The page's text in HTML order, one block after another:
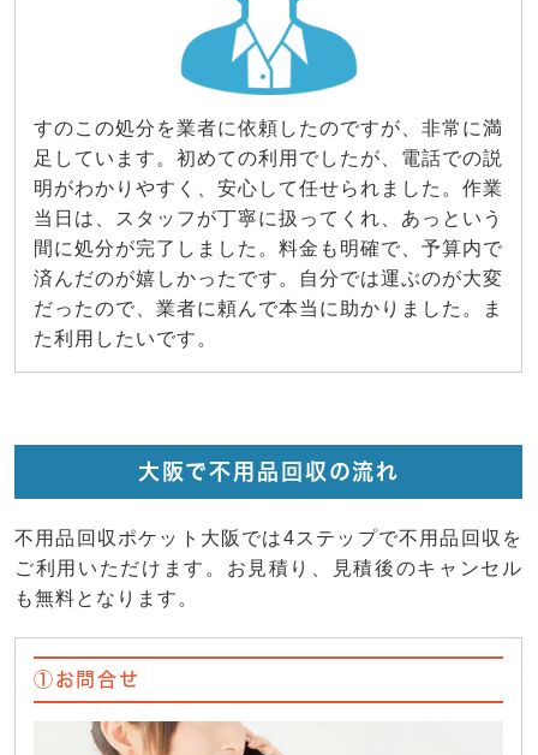
すのこの処分を業者に依頼したのですが、非常に満
足しています。初めての利用でしたが、電話での説
明がわかりやすく、安心して任せられました。作業
当日は、スタッフが丁寧に扱ってくれ、あっという
間に処分が完了しました。料金も明確で、予算内で
済んだのが嬉しかったです。自分では運ぶのが大変
だったので、業者に頼んで本当に助かりました。ま
た利用したいです。
大阪で不用品回収の流れ
不用品回収ポケット大阪では4ステップで不用品回収を
ご利用いただけます。お見積り、見積後のキャンセル
も無料となります。
①お問合せ